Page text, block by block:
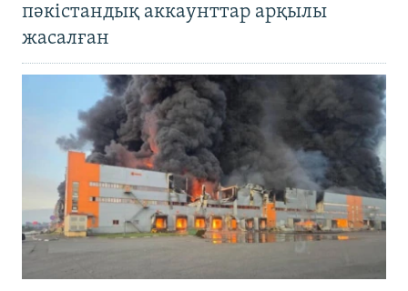
пәкістандық аккаунттар арқылы
жасалған